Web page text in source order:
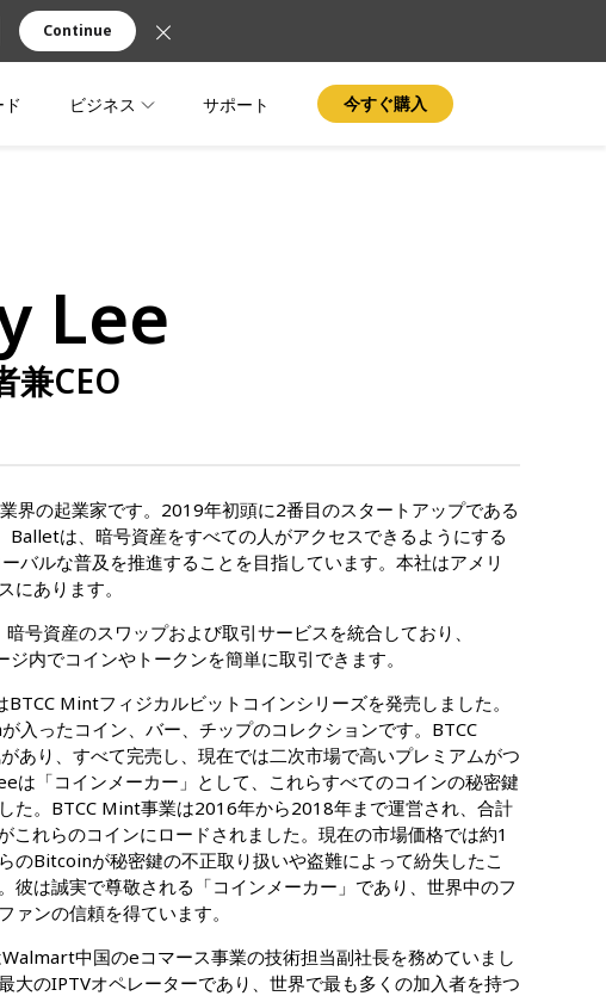
Continue
ビジネス サポート 今すぐ購入
Lee
兼CEO
界の起業家です。2019年初頭に2番目のスタートアップである
Balletは、暗号資産をすべての人がアクセスできるようにする
バルな普及を推進することを目指しています。本社はアメリ
にあります。
号資産のスワップおよび取引サービスを統合しており、
内でコインやトークンを簡単に取引できます。
Mintフィジカルビットコインシリーズを発売しました。
入ったコイン、バー、チップのコレクションです。BTCC
あり、すべて完売し、現在では二次市場で高いプレミアムがつ
は「コインメーカー」として、これらすべてのコインの秘密鍵
た。BTCC Mint事業は2016年から2018年まで運営され、合計
れらのコインにロードされました。現在の市場価格では約1
のBitcoinが秘密鍵の不正取り扱いや盗難によって紛失したこ
彼は誠実で尊敬される「コインメーカー」であり、世界中のフ
ァンの信頼を得ています。
中国のeコマース事業の技術担当副社長を務めていまし
大のIPTVオペレーターであり、世界で最も多くの加入者を持つ